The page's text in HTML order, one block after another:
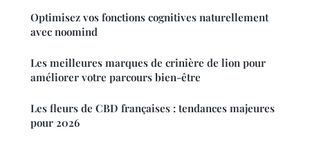
Optimisez vos fonctions cognitives naturellement
avec noomind
Les meilleures marques de crinière de lion pour
améliorer votre parcours bien-être
Les fleurs de CBD françaises : tendances majeures
pour 2026